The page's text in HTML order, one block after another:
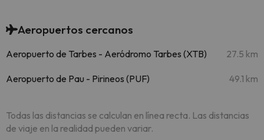
Aeropuertos cercanos
Aeropuerto de Tarbes - Aeródromo Tarbes (XTB) 27.5 km
Aeropuerto de Pau - Pirineos (PUF) 49.1 km
Todas las distancias se calculan en línea recta. Las distancias
de viaje en la realidad pueden variar.